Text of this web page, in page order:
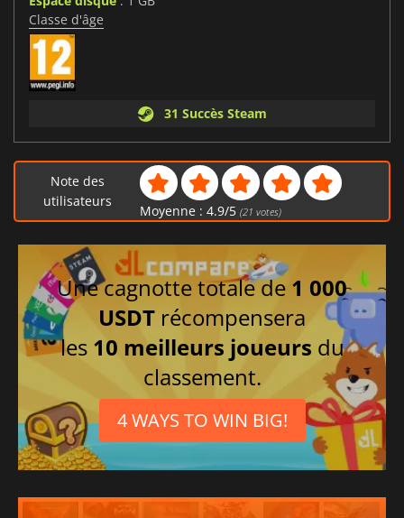
Classe d'âge
31 Succès Steam
Note des
utilisateurs
Moyenne : 4.9/5 (21 votes)
Une cagnotte totale de 1 000
USDT récompensera
les 10 meilleurs joueurs du
classement.
4 WAYS TO WIN BIG!